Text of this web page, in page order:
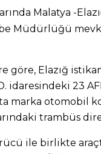
Malatya -
Müdürlüğü
göre, Elazığ
idaresindeki 23
marka otomobil
trambüs
ile birlikte